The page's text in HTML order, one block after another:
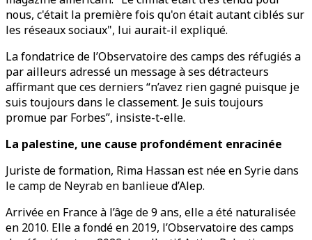
nous, c'était la première fois qu'on était autant ciblés sur
les réseaux sociaux", lui aurait-il expliqué.
La fondatrice de l’Observatoire des camps des réfugiés a
par ailleurs adressé un message à ses détracteurs
affirmant que ces derniers “n’avez rien gagné puisque je
suis toujours dans le classement. Je suis toujours
promue par Forbes”, insiste-t-elle.
La palestine, une cause profondément enracinée
Juriste de formation, Rima Hassan est née en Syrie dans
le camp de Neyrab en banlieue d’Alep.
Arrivée en France à l’âge de 9 ans, elle a été naturalisée
en 2010. Elle a fondé en 2019, l’Observatoire des camps